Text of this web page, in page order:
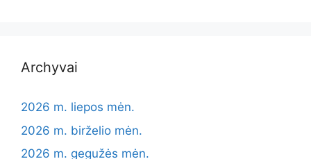
Archyvai
2026 m. liepos mėn.
2026 m. birželio mėn.
2026 m. gegužės mėn.